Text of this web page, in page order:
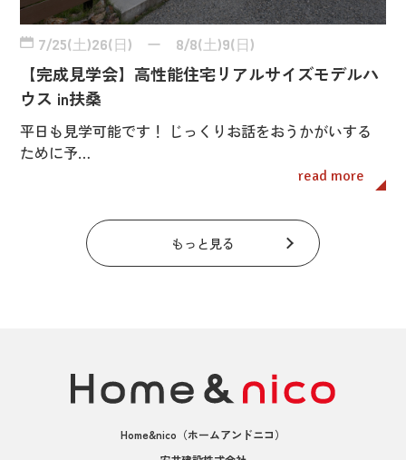
7/25(土)26(日) ー 8/8(土)9(日)
【完成見学会】高性能住宅リアルサイズモデルハ
ウス in扶桑
平日も見学可能です！ じっくりお話をおうかがいする
ために予…
read more
もっと見る
Home&nico （ホームアンドニコ）